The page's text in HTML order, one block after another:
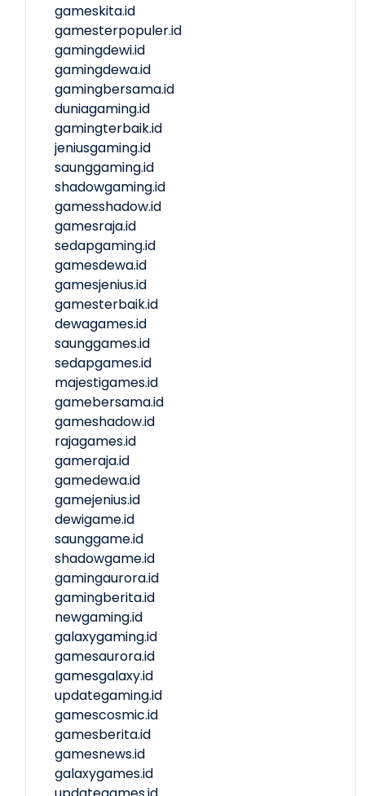
gameskita.id
gamesterpopuler.id
gamingdewi.id
gamingdewa.id
gamingbersama.id
duniagaming.id
gamingterbaik.id
jeniusgaming.id
saunggaming.id
shadowgaming.id
gamesshadow.id
gamesraja.id
sedapgaming.id
gamesdewa.id
gamesjenius.id
gamesterbaik.id
dewagames.id
saunggames.id
sedapgames.id
majestigames.id
gamebersama.id
gameshadow.id
rajagames.id
gameraja.id
gamedewa.id
gamejenius.id
dewigame.id
saunggame.id
shadowgame.id
gamingaurora.id
gamingberita.id
newgaming.id
galaxygaming.id
gamesaurora.id
gamesgalaxy.id
updategaming.id
gamescosmic.id
gamesberita.id
gamesnews.id
galaxygames.id